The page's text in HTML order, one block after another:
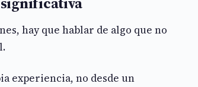
hay que hablar de algo que no
experiencia, no desde un